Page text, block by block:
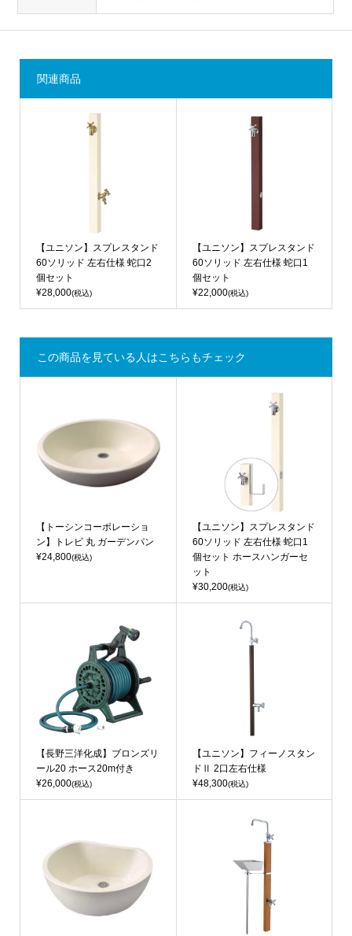
関連商品
【ユニソン】スプレスタンド
60ソリッド 左右仕様 蛇口2
個セット
¥28,000(税込)
【ユニソン】スプレスタンド
60ソリッド 左右仕様 蛇口1
個セット
¥22,000(税込)
この商品を見ている人はこちらもチェック
【トーシンコーポレーショ
ン】トレビ 丸 ガーデンパン
¥24,800(税込)
【ユニソン】スプレスタンド
60ソリッド 左右仕様 蛇口1
個セット ホースハンガーセ
ット
¥30,200(税込)
【長野三洋化成】ブロンズリ
ール20 ホース20m付き
¥26,000(税込)
【ユニソン】フィーノスタン
ドⅡ 2口左右仕様
¥48,300(税込)